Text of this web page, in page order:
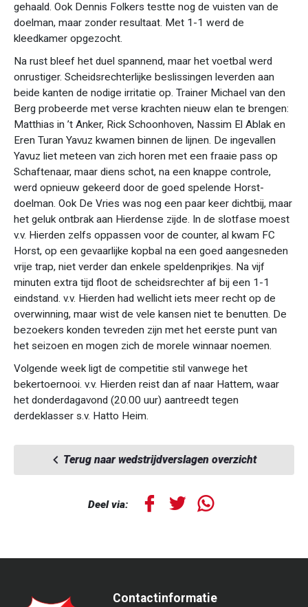
gehaald. Ook Dennis Folkers testte nog de vuisten van de
doelman, maar zonder resultaat. Met 1-1 werd de
kleedkamer opgezocht.
Na rust bleef het duel spannend, maar het voetbal werd
onrustiger. Scheidsrechterlijke beslissingen leverden aan
beide kanten de nodige irritatie op. Trainer Michael van den
Berg probeerde met verse krachten nieuw elan te brengen:
Matthias in ’t Anker, Rick Schoonhoven, Nassim El Ablak en
Eren Turan Yavuz kwamen binnen de lijnen. De ingevallen
Yavuz liet meteen van zich horen met een fraaie pass op
Schaftenaar, maar diens schot, na een knappe controle,
werd opnieuw gekeerd door de goed spelende Horst-
doelman. Ook De Vries was nog een paar keer dichtbij, maar
het geluk ontbrak aan Hierdense zijde. In de slotfase moest
v.v. Hierden zelfs oppassen voor de counter, al kwam FC
Horst, op een gevaarlijke kopbal na een goed aangesneden
vrije trap, niet verder dan enkele speldenprikjes. Na vijf
minuten extra tijd floot de scheidsrechter af bij een 1-1
eindstand. v.v. Hierden had wellicht iets meer recht op de
overwinning, maar wist de vele kansen niet te benutten. De
bezoekers konden tevreden zijn met het eerste punt van
het seizoen en mogen zich de morele winnaar noemen.
Volgende week ligt de competitie stil vanwege het
bekertoernooi. v.v. Hierden reist dan af naar Hattem, waar
het donderdagavond (20.00 uur) aantreedt tegen
derdeklasser s.v. Hatto Heim.
Terug naar wedstrijdverslagen overzicht
Deel via:
Contactinformatie